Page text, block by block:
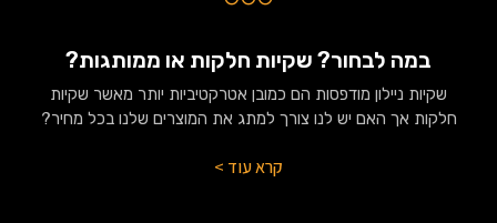
במה לבחור? שקיות חלקות או ממותגות?
שקיות ניילון מודפסות הם כמובן אטרקטיביות יותר מאשר שקיות
חלקות אך האם יש לנו צורך למתג את המוצרים שלנו בכל מחיר?
קרא עוד >